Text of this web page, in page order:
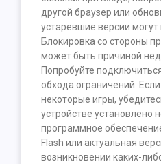
другой браузер или
устаревшие версии
Блокировка со стороны
может быть причиной
Попробуйте
обхода ограничений.
некоторые игры,
устройстве установлено
программное
Flash или актуальная
возникновении каких-